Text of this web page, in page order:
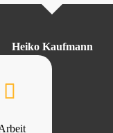
Heiko Kaufmann